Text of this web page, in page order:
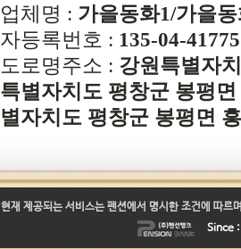
업체명 : 가을동화1/가을
자등록번호 : 135-04-41775
도로명주소 : 강원특별자
특별자치도 평창군 봉평
별자치도 평창군 봉평면
현재 제공되는 서비스는 펜션에서 명시한 조건에 따르
Since